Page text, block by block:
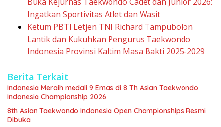
Ingatkan Sportivitas Atlet dan Wasit
Ketum PBTI Letjen TNI Richard Tampubolon
Lantik dan Kukuhkan Pengurus Taekwondo
Indonesia Provinsi Kaltim Masa Bakti 2025-2029
Berita Terkait
Indonesia Meraih medali 9 Emas di 8 Th Asian Taekwondo
Indonesia Championship 2026
8th Asian Taekwondo Indonesia Open Championships Resmi
Dibuka